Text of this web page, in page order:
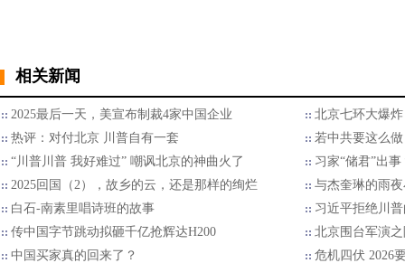
相关新闻
2025最后一天，美宣布制裁4家中国企业
北京七环大爆
热评：对付北京 川普自有一套
若中共要这么
“川普川普 我好难过” 嘲讽北京的神曲火了
习家“储君”出
2025回国（2），故乡的云，还是那样的绚烂
与杰奎琳的雨
白石-南素里唱诗班的故事
习近平拒绝川普
传中国字节跳动拟砸千亿抢辉达H200
北京围台军演
中国买家真的回来了？
危机四伏 2026